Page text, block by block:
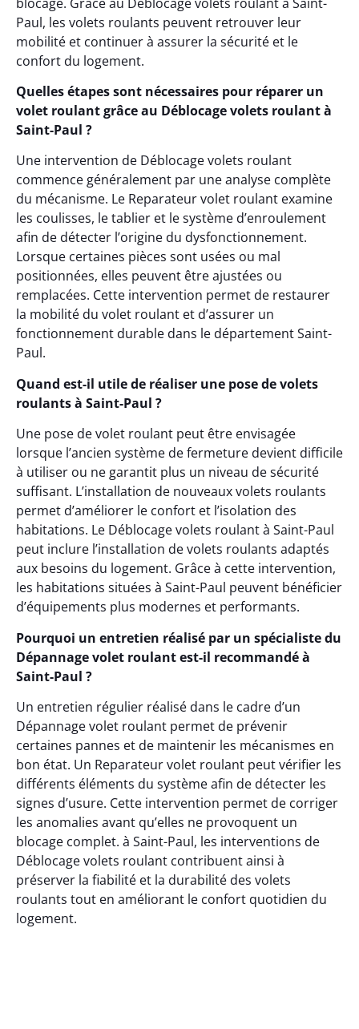
Paul, les volets roulants peuvent retrouver leur
mobilité et continuer à assurer la sécurité et le
confort du logement.
Quelles étapes sont nécessaires pour réparer un
volet roulant grâce au Déblocage volets roulant à
Saint-Paul ?
Une intervention de Déblocage volets roulant
commence généralement par une analyse complète
du mécanisme. Le Reparateur volet roulant examine
les coulisses, le tablier et le système d’enroulement
afin de détecter l’origine du dysfonctionnement.
Lorsque certaines pièces sont usées ou mal
positionnées, elles peuvent être ajustées ou
remplacées. Cette intervention permet de restaurer
la mobilité du volet roulant et d’assurer un
fonctionnement durable dans le département Saint-
Paul.
Quand est-il utile de réaliser une pose de volets
roulants à Saint-Paul ?
Une pose de volet roulant peut être envisagée
lorsque l’ancien système de fermeture devient difficile
à utiliser ou ne garantit plus un niveau de sécurité
suffisant. L’installation de nouveaux volets roulants
permet d’améliorer le confort et l’isolation des
habitations. Le Déblocage volets roulant à Saint-Paul
peut inclure l’installation de volets roulants adaptés
aux besoins du logement. Grâce à cette intervention,
les habitations situées à Saint-Paul peuvent bénéficier
d’équipements plus modernes et performants.
Pourquoi un entretien réalisé par un spécialiste du
Dépannage volet roulant est-il recommandé à
Saint-Paul ?
Un entretien régulier réalisé dans le cadre d’un
Dépannage volet roulant permet de prévenir
certaines pannes et de maintenir les mécanismes en
bon état. Un Reparateur volet roulant peut vérifier les
différents éléments du système afin de détecter les
signes d’usure. Cette intervention permet de corriger
les anomalies avant qu’elles ne provoquent un
blocage complet. à Saint-Paul, les interventions de
Déblocage volets roulant contribuent ainsi à
préserver la fiabilité et la durabilité des volets
roulants tout en améliorant le confort quotidien du
logement.